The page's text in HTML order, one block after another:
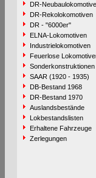
DR-
DR-Rekolokomotiven
DR - "6000er"
ELNA-Lokomotiven
Industrielokomotiven
Feuerlose
Sonderkonstruktionen
SAAR (1920 - 1935)
DB-Bestand 1968
DR-Bestand 1970
Auslandsbestände
Lokbestandslisten
Erhaltene Fahrzeuge
Zerlegungen